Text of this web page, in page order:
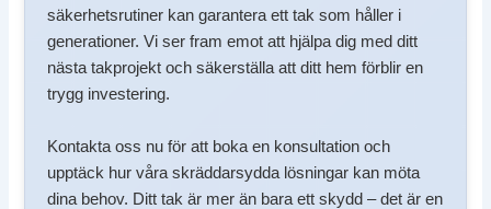
säkerhetsrutiner kan garantera ett tak som håller i
generationer. Vi ser fram emot att hjälpa dig med ditt
nästa takprojekt och säkerställa att ditt hem förblir en
trygg investering.
Kontakta oss nu för att boka en konsultation och
upptäck hur våra skräddarsydda lösningar kan möta
dina behov. Ditt tak är mer än bara ett skydd – det är en